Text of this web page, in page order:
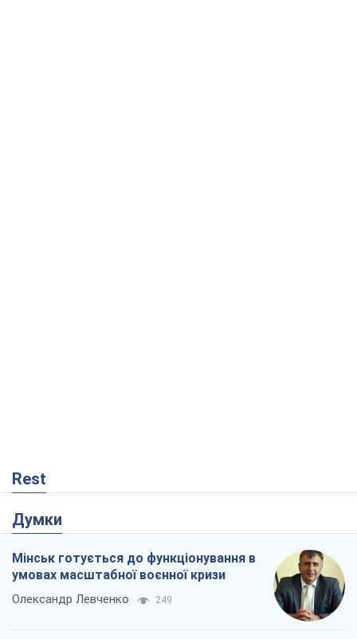
Rest
Думки
Мінськ готується до функціонування в
умовах масштабної воєнної кризи
Олександр Левченко 249